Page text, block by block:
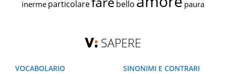
inerme particolare bello paura
SAPERE
VOCABOLARIO
SINONIMI E CONTRARI